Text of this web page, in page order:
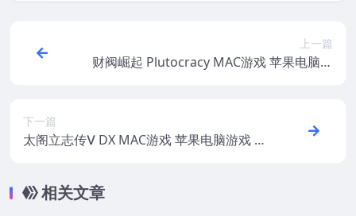
上一篇
财阀崛起 Plutocracy MAC游戏 苹果电脑游
下一篇
太阁立志传Ⅴ DX MAC游戏 苹果电脑游戏 适
相关文章